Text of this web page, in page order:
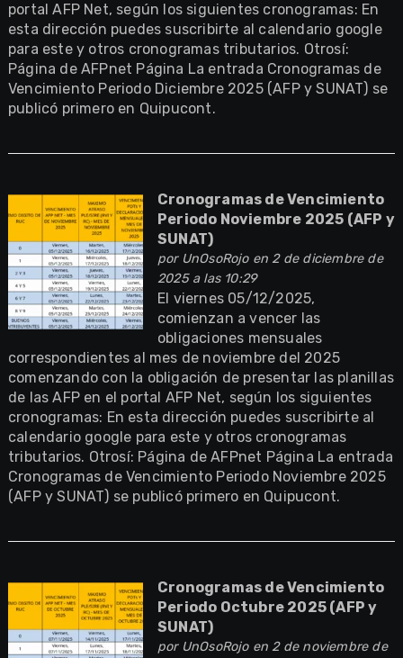
portal AFP Net, según los siguientes cronogramas: En
esta dirección puedes suscribirte al calendario google
para este y otros cronogramas tributarios. Otrosí:
Página de AFPnet Página La entrada Cronogramas de
Vencimiento Periodo Diciembre 2025 (AFP y SUNAT) se
publicó primero en Quipucont.
Cronogramas de Vencimiento
Periodo Noviembre 2025 (AFP y
SUNAT)
por UnOsoRojoen 2 de diciembre de
2025 a las 10:29
El viernes 05/12/2025,
comienzan a vencer las
obligaciones mensuales
correspondientes al mes de noviembre del 2025
comenzando con la obligación de presentar las planillas
de las AFP en el portal AFP Net, según los siguientes
cronogramas: En esta dirección puedes suscribirte al
calendario google para este y otros cronogramas
tributarios. Otrosí: Página de AFPnet Página La entrada
Cronogramas de Vencimiento Periodo Noviembre 2025
(AFP y SUNAT) se publicó primero en Quipucont.
Cronogramas de Vencimiento
Periodo Octubre 2025 (AFP y
SUNAT)
por UnOsoRojoen 2 de noviembre de